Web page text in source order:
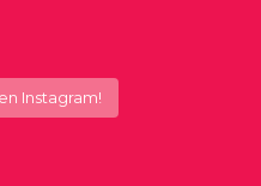
Instagram!